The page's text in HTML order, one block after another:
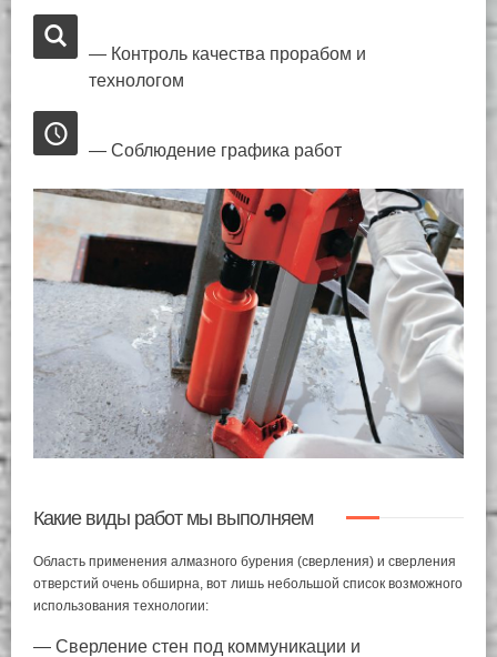
— Контроль качества прорабом и
технологом
— Соблюдение графика работ
Какие виды работ мы выполняем
Область применения алмазного бурения (сверления) и сверления
отверстий очень обширна, вот лишь небольшой список возможного
использования технологии:
— Сверление стен под коммуникации и